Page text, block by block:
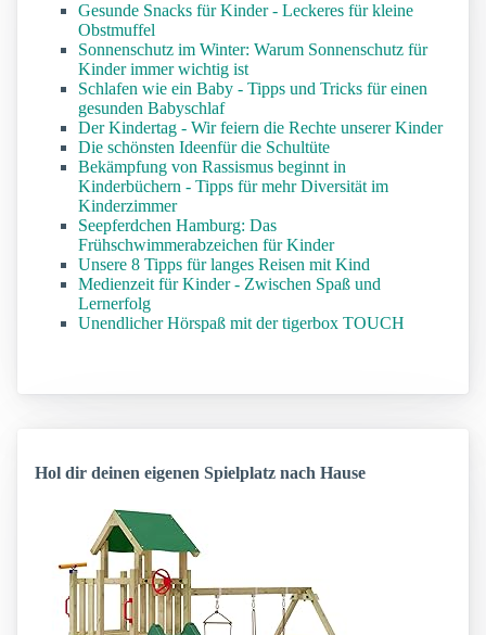
Gesunde Snacks für Kinder - Leckeres für kleine
Obstmuffel
Sonnenschutz im Winter: Warum Sonnenschutz für
Kinder immer wichtig ist
Schlafen wie ein Baby - Tipps und Tricks für einen
gesunden Babyschlaf
Der Kindertag - Wir feiern die Rechte unserer Kinder
Die schönsten Ideenfür die Schultüte
Bekämpfung von Rassismus beginnt in
Kinderbüchern - Tipps für mehr Diversität im
Kinderzimmer
Seepferdchen Hamburg: Das
Frühschwimmerabzeichen für Kinder
Unsere 8 Tipps für langes Reisen mit Kind
Medienzeit für Kinder - Zwischen Spaß und
Lernerfolg
Unendlicher Hörspaß mit der tigerbox TOUCH
Hol dir deinen eigenen Spielplatz nach Hause